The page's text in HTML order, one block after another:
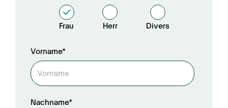
Frau Herr Divers
Vorname*
Nachname*